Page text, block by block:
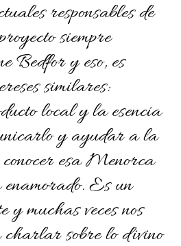
responsables de
siempre
Bedfor y eso, es
similares:
local y la esencia
y ayudar a la
esa Menorca
Es un
y muchas veces nos
charlar sobre lo divino